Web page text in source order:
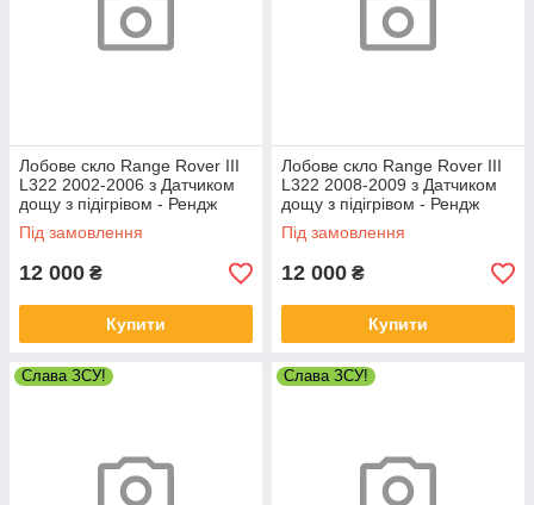
Лобове скло Range Rover III
L322 2002-2006 з Датчиком
дощу з підігрівом - Рендж
Ровер
Під замовлення
12 000 ₴
Купити
Лобове скло Range Rover III
L322 2008-2009 з Датчиком
дощу з підігрівом - Рендж
Ровер
Під замовлення
12 000 ₴
Купити
Слава ЗСУ! Слава ЗСУ!